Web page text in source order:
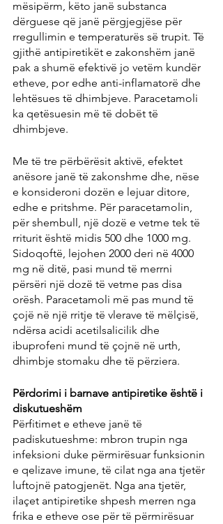
mësipërm, këto janë substanca
dërguese që janë përgjegjëse për
rregullimin e temperaturës së trupit. Të
gjithë antipiretikët e zakonshëm janë
pak a shumë efektivë jo vetëm kundër
etheve, por edhe anti-inflamatorë dhe
lehtësues të dhimbjeve. Paracetamoli
ka qetësuesin më të dobët të
dhimbjeve.
Me të tre përbërësit aktivë, efektet
anësore janë të zakonshme dhe, nëse
e konsideroni dozën e lejuar ditore,
edhe e pritshme. Për paracetamolin,
për shembull, një dozë e vetme tek të
rriturit është midis 500 dhe 1000 mg.
Sidoqoftë, lejohen 2000 deri në 4000
mg në ditë, pasi mund të merrni
përsëri një dozë të vetme pas disa
orësh. Paracetamoli më pas mund të
çojë në një rritje të vlerave të mëlçisë,
ndërsa acidi acetilsalicilik dhe
ibuprofeni mund të çojnë në urth,
dhimbje stomaku dhe të përziera.
Përdorimi i barnave antipiretike është i
diskutueshëm
Përfitimet e etheve janë të
padiskutueshme: mbron trupin nga
infeksioni duke përmirësuar funksionin
e qelizave imune, të cilat nga ana tjetër
luftojnë patogjenët. Nga ana tjetër,
ilaçet antipiretike shpesh merren nga
frika e etheve ose për të përmirësuar